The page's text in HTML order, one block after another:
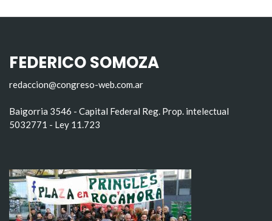
FEDERICO SOMOZA
redaccion@congreso-web.com.ar
Baigorria 3546 - Capital Federal Reg. Prop. intelectual
5032771 - Ley 11.723